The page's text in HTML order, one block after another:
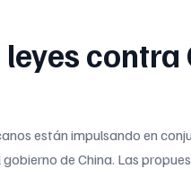
leyes
están impulsando en
de China. Las